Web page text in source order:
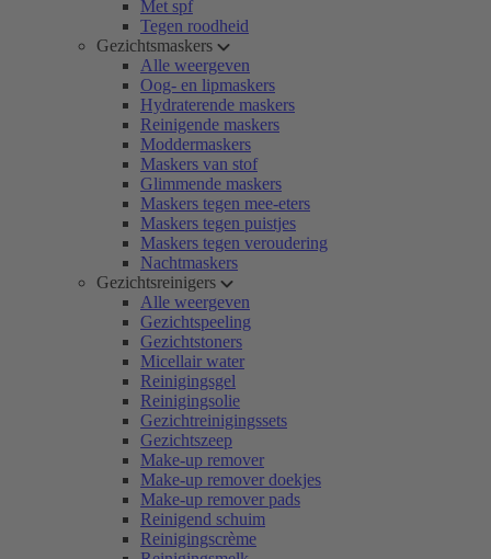
Met spf
Tegen roodheid
Gezichtsmaskers
Alle weergeven
Oog- en lipmaskers
Hydraterende maskers
Reinigende maskers
Moddermaskers
Maskers van stof
Glimmende maskers
Maskers tegen mee-eters
Maskers tegen puistjes
Maskers tegen veroudering
Nachtmaskers
Gezichtsreinigers
Alle weergeven
Gezichtspeeling
Gezichtstoners
Micellair water
Reinigingsgel
Reinigingsolie
Gezichtreinigingssets
Gezichtszeep
Make-up remover
Make-up remover doekjes
Make-up remover pads
Reinigend schuim
Reinigingscrème